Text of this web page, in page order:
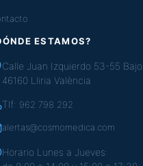
ESTAMOS?
Calle Juan Izquierdo 53-55 Bajo
46160 Lliria València
Tlf: 962 798 292
alertas@cosmomedica.com
Horario Lunes a Jueves: